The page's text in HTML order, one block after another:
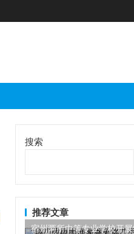
搜索
推荐文章
宿州两所中等专业学校开